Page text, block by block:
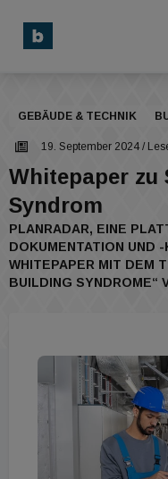
GEBÄUDE & TECHNIK
19. September 2024 /
Whitepaper zu
Syndrom
PLANRADAR, EINE
DOKUMENTATION UND
WHITEPAPER MIT DEM
BUILDING SYNDROME“